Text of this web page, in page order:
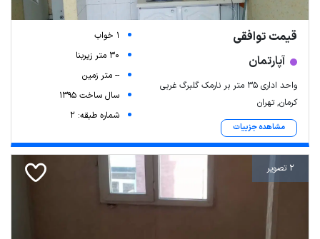
قیمت توافقی
آپارتمان
واحد اداری ۳۵ متر بر نارمک گلبرگ غربی
کرمان, تهران
مشاهده جزییات
1 خواب
30 متر زیربنا
-- متر زمین
سال ساخت 1395
شماره طبقه: 2
2 تصویر